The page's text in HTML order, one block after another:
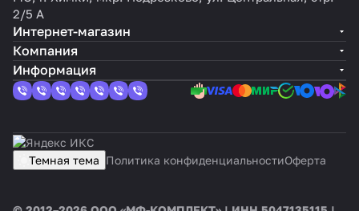
2/5 А
Интернет-магазин
Компания
Информация
Темная тема Политика конфиденциальностиОферта